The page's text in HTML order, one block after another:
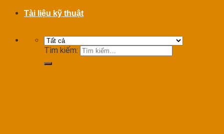
Tài liệu kỹ thuật
Tìm kiếm: